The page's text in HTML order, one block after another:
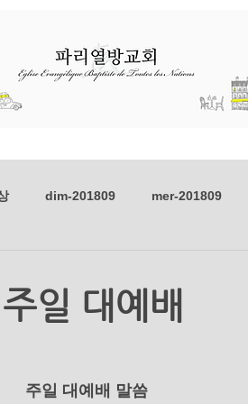
dim-201809 mer-201809
일 대예배
      주일 대예배 말씀